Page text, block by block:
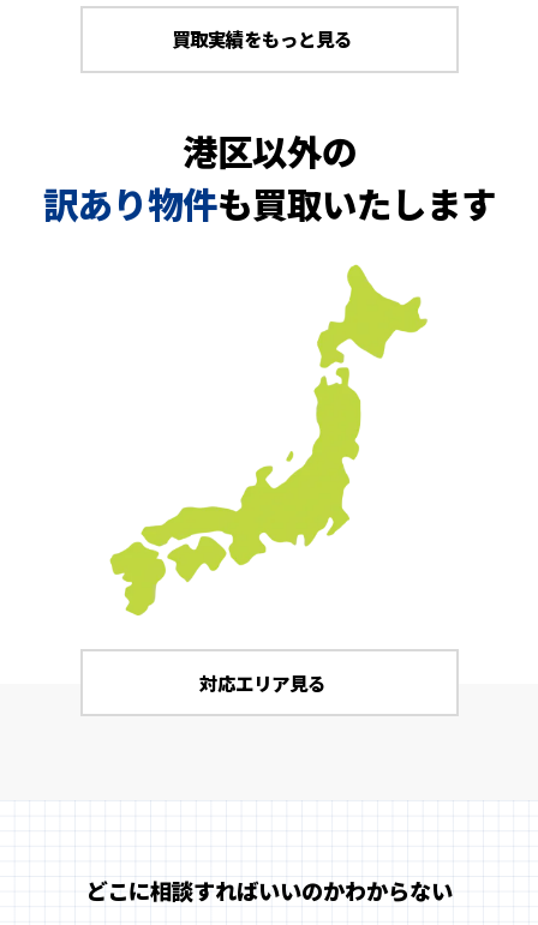
買取実績をもっと見る
港区以外の
訳あり物件も買取いたします
対応エリア見る
どこに相談すればいいのかわからない